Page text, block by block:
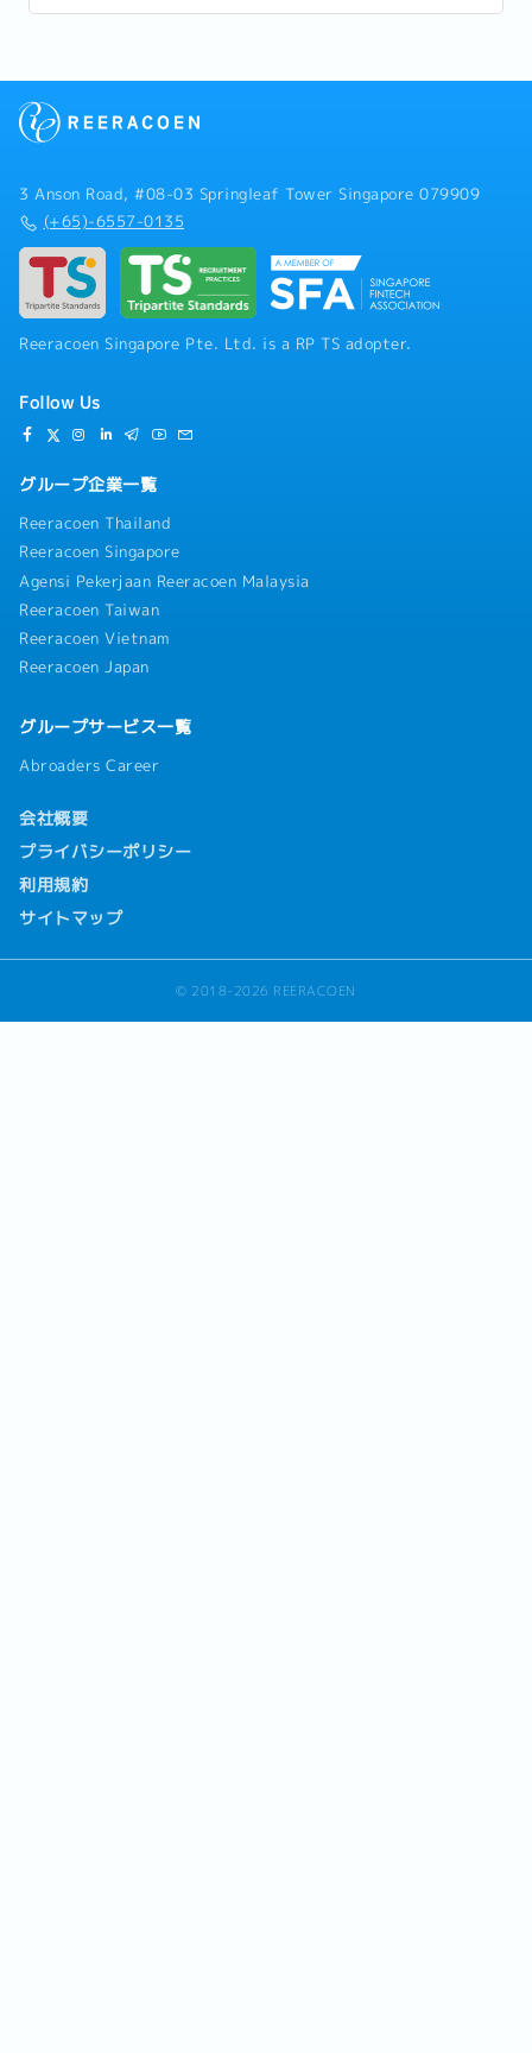
たる大会がついに終幕しましたね。...
3 Anson Road, #08-03 Springleaf Tower Singapore 079909
(+65)-6557-0135
Reeracoen Singapore Pte. Ltd. is a RP TS adopter.
Follow Us
グループ企業一覧
Reeracoen Thailand
Reeracoen Singapore
Agensi Pekerjaan Reeracoen Malaysia
Reeracoen Taiwan
Reeracoen Vietnam
Reeracoen Japan
グループサービス一覧
Abroaders Career
会社概要
プライバシーポリシー
利用規約
サイトマップ
© 2018-2026 REERACOEN